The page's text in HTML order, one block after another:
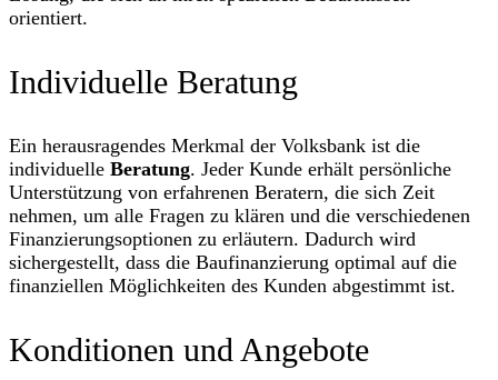
orientiert.
Individuelle Beratung
Ein herausragendes Merkmal der Volksbank ist die
individuelle Beratung. Jeder Kunde erhält persönliche
Unterstützung von erfahrenen Beratern, die sich Zeit
nehmen, um alle Fragen zu klären und die verschiedenen
Finanzierungsoptionen zu erläutern. Dadurch wird
sichergestellt, dass die Baufinanzierung optimal auf die
finanziellen Möglichkeiten des Kunden abgestimmt ist.
Konditionen und Angebote